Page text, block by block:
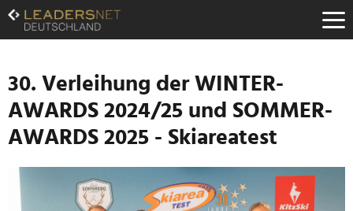
Zum
Inhalt
Zur
Navigation
Zur
Hauptnavigation
30. Verleihung der WINTER-
AWARDS 2024/25 und SOMMER-
AWARDS 2025 - Skiareatest